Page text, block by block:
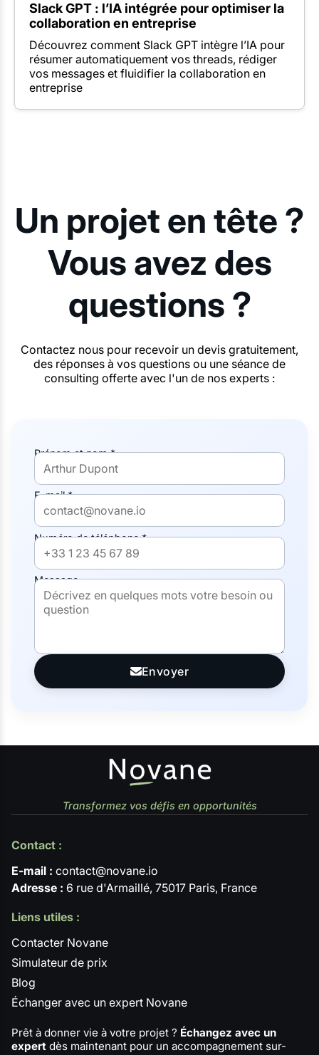
Slack GPT : l’IA intégrée pour optimiser la
collaboration en entreprise
Découvrez comment Slack GPT intègre l’IA pour
résumer automatiquement vos threads, rédiger
vos messages et fluidifier la collaboration en
entreprise
Un projet en tête ?
Vous avez des
questions ?
Contactez nous pour recevoir un devis gratuitement,
des réponses à vos questions ou une séance de
consulting offerte avec l'un de nos experts :
Prénom et nom *
E-mail *
Numéro de téléphone *
Message
Envoyer
Transformez vos défis en opportunités
Contact :
E-mail : contact@novane.io
Adresse : 6 rue d'Armaillé, 75017 Paris, France
Liens utiles :
Contacter Novane
Simulateur de prix
Blog
Échanger avec un expert Novane
Prêt à donner vie à votre projet ? Échangez avec un
expert dès maintenant pour un accompagnement sur-